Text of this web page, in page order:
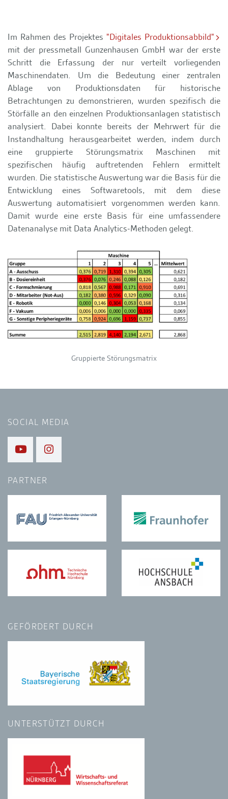
Im Rahmen des Projektes "Digitales Produktionsabbild"
mit der pressmetall Gunzenhausen GmbH war der erste
Schritt die Erfassung der nur verteilt vorliegenden
Maschinendaten. Um die Bedeutung einer zentralen
Ablage von Produktionsdaten für historische
Betrachtungen zu demonstrieren, wurden spezifisch die
Störfälle an den einzelnen Produktionsanlagen statistisch
analysiert. Dabei konnte bereits der Mehrwert für die
Instandhaltung herausgearbeitet werden, indem durch
eine gruppierte Störungsmatrix Maschinen mit
spezifischen häufig auftretenden Fehlern ermittelt
wurden. Die statistische Auswertung war die Basis für die
Entwicklung eines Softwaretools, mit dem diese
Auswertung automatisiert vorgenommen werden kann.
Damit wurde eine erste Basis für eine umfassendere
Datenanalyse mit Data Analytics-Methoden gelegt.
Gruppierte Störungsmatrix
SOCIAL MEDIA
PARTNER
GEFÖRDERT DURCH
UNTERSTÜTZT DURCH